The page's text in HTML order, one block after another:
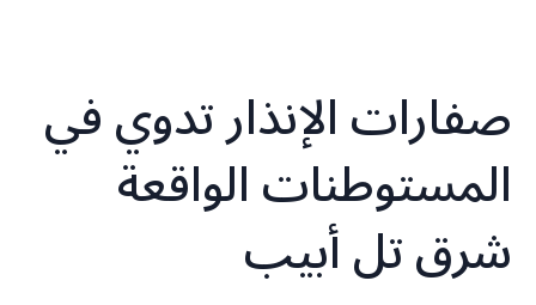
صفارات الإنذار تدوي في
المستوطنات الواقعة
شرق تل أبيب